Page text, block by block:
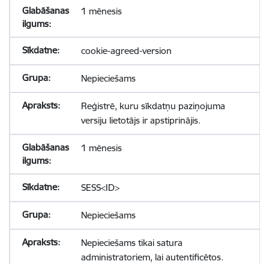
1 mēnesis
cookie-agreed-version
Nepieciešams
Reģistrē, kuru sīkdatņu paziņojuma
versiju lietotājs ir apstiprinājis.
1 mēnesis
SESS<ID>
Nepieciešams
Nepieciešams tikai satura
administratoriem, lai autentificētos.